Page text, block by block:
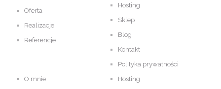
Oferta
Realizacje
Referencje
Hosting
Sklep
Blog
Kontakt
Polityka prywatności
O mnie Hosting